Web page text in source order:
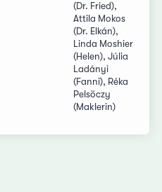
(Dr. Fried),
Attila Mokos
(Dr. Elkán),
Linda Moshier
(Helen), Júlia
Ladányi
(Fanni), Réka
Pelsöczy
(Maklerin)